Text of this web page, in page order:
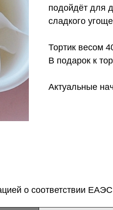
подойдёт для
сладкого
Тортик весом
В подарок к
Актуальные
о соответствии